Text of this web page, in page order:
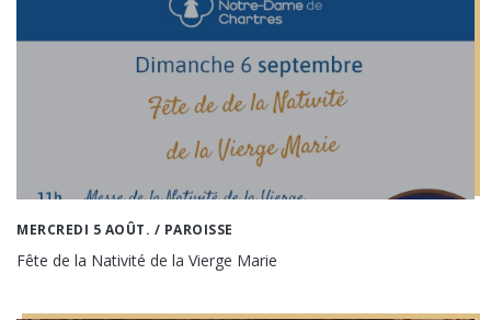
MERCREDI 5 AOÛT. / PAROISSE
Fête de la Nativité de la Vierge Marie